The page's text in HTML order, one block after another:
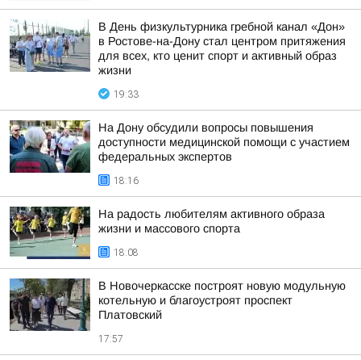
В День физкультурника гребной канал «Дон»
в Ростове-на-Дону стал центром притяжения
для всех, кто ценит спорт и активный образ
жизни
19:33
На Дону обсудили вопросы повышения
доступности медицинской помощи с участием
федеральных экспертов
18:16
На радость любителям активного образа
жизни и массового спорта
18:08
В Новочеркасске построят новую модульную
котельную и благоустроят проспект
Платовский
17:57